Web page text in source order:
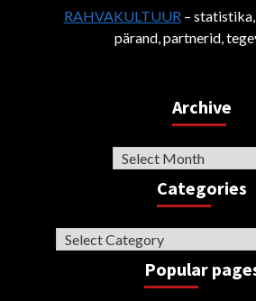
RAHVAKULTUUR–
pärand, partnerid,
Archive
Archive
Categories
Categories
Popular